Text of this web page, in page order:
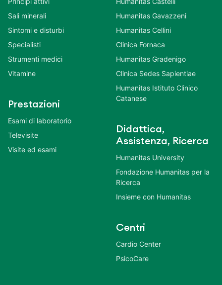
Sali minerali
Sintomi e disturbi
Specialisti
Strumenti medici
Vitamine
Prestazioni
Esami di laboratorio
Televisite
Visite ed esami
Humanitas Gavazzeni
Humanitas Cellini
Clinica Fornaca
Humanitas Gradenigo
Clinica Sedes Sapientiae
Humanitas Istituto Clinico
Catanese
Didattica,
Assistenza, Ricerca
Humanitas University
Fondazione Humanitas per la
Ricerca
Insieme con Humanitas
Centri
Cardio Center
PsicoCare